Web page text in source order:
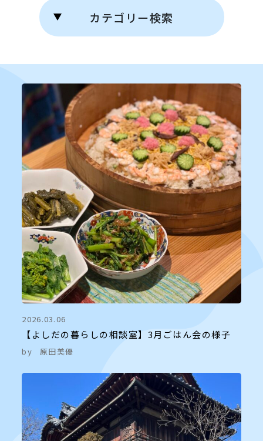
カテゴリー検索
2026.03.06
【よしだの暮らしの相談室】3月ごはん会の様子
by 原田美優